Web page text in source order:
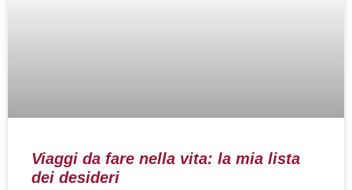
Viaggi da fare nella vita: la mia lista
dei desideri